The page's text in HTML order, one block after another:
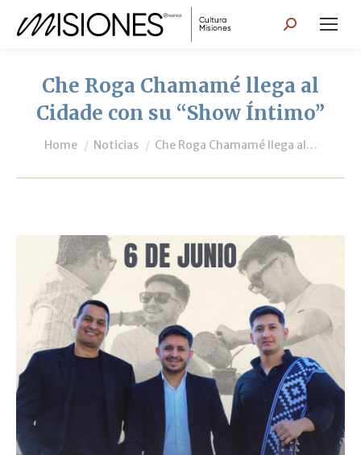
Search:
Che Roga Chamamé llega al
Cidade con su “Show Íntimo”
You are here:
Home Noticias Che Roga Chamamé llega al…